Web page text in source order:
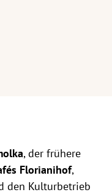
, der frühere
Florianihof,
den Kulturbetrieb